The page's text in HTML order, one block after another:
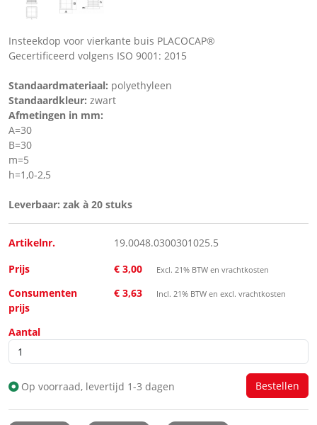
Insteekdop voor vierkante buis PLACOCAP®
Gecertificeerd volgens ISO 9001: 2015
Standaardmateriaal: polyethyleen
Standaardkleur: zwart
Afmetingen in mm:
A=30
B=30
m=5
h=1,0-2,5
Leverbaar: zak à 20 stuks
Artikelnr.
19.0048.0300301025.5
Prijs
€ 3,00 Excl. 21% BTW en vrachtkosten
Consumenten
prijs
€ 3,63 Incl. 21% BTW en excl. vrachtkosten
Aantal
Op voorraad, levertijd 1-3 dagen